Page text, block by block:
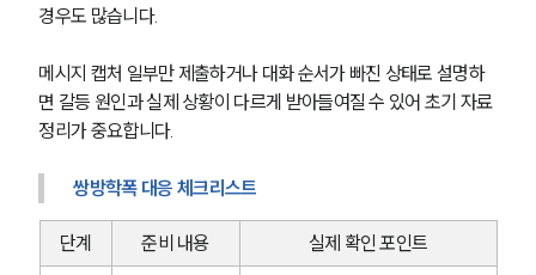
경우도 많습니다.
메시지 캡처 일부만 제출하거나 대화 순서가 빠진 상태로 설명하
면 갈등 원인과 실제 상황이 다르게 받아들여질 수 있어 초기 자료
정리가 중요합니다.
쌍방학폭 대응 체크리스트
단계 준비 내용 실제 확인 포인트